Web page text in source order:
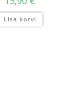
Lisa korvi